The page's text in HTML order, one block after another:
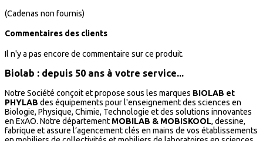
(Cadenas non fournis)
Commentaires des clients
Il n'y a pas encore de commentaire sur ce produit.
Biolab : depuis 50 ans à votre service...
Notre Société conçoit et propose sous les marques BIOLAB et
PHYLAB des équipements pour l'enseignement des sciences en
Biologie, Physique, Chimie, Technologie et des solutions innovantes
en ExAO. Notre département MOBILAB & MOBISKOOL, dessine,
fabrique et assure l’agencement clés en mains de vos établissements